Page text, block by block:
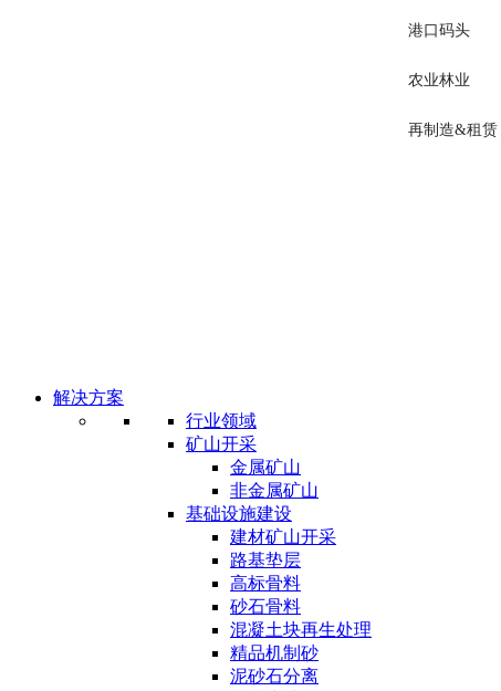
港口码头
农业林业
再制造&租赁
解决方案
行业领域
矿山开采
金属矿山
非金属矿山
基础设施建设
建材矿山开采
路基垫层
高标骨料
砂石骨料
混凝土块再生处理
精品机制砂
泥砂石分离